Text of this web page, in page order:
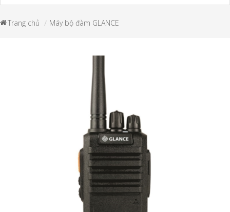
Trang chủ Máy bộ đàm GLANCE